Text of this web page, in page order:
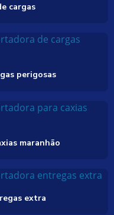
cargas
perigosas
maranhão
extra